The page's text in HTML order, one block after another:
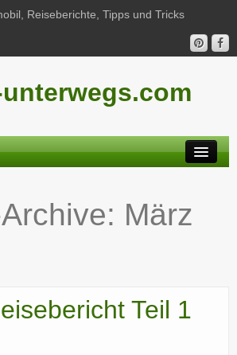
Reiseberichte, Tipps und Tricks
März
Teil 1